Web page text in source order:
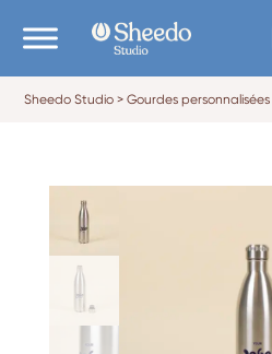
Sheedo Studio >Gourdes personnalisées